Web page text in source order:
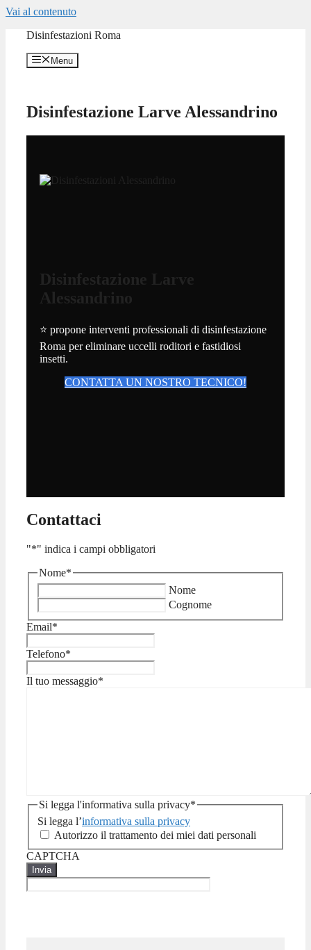
Vai al contenuto
Disinfestazioni Roma
Menu
Disinfestazione Larve Alessandrino
Disinfestazione Larve
Alessandrino
⭐ propone interventi professionali di disinfestazione
Roma per eliminare uccelli roditori e fastidiosi
insetti.
CONTATTA UN NOSTRO TECNICO!
Contattaci
"*" indica i campi obbligatori
Nome*
Nome
Cognome
Email*
Telefono*
Il tuo messaggio*
Si legga l'informativa sulla privacy*
Si legga l’informativa sulla privacy
Autorizzo il trattamento dei miei dati personali
CAPTCHA